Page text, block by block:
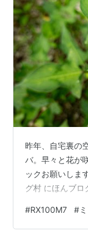
昨年、自宅裏の
バ。早々と花が
ックお願いし
グ村 にほんブ
#RX100M7 #